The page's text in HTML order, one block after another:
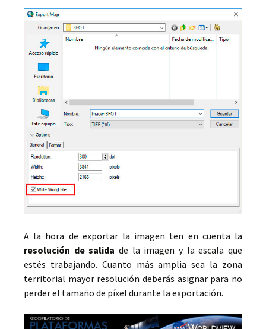
A la hora de exportar la imagen ten en cuenta la
resolución de salida de la imagen y la escala que
estés trabajando. Cuanto más amplia sea la zona
territorial mayor resolución deberás asignar para no
perder el tamaño de píxel durante la exportación.